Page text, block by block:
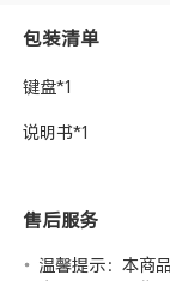
包装清单
键盘*1
说明书*1
售后服务
温馨提示：本商